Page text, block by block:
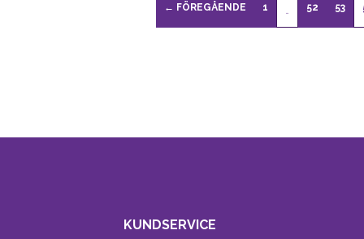
← FÖREGÅENDE 1 52 53
KUNDSERVICE